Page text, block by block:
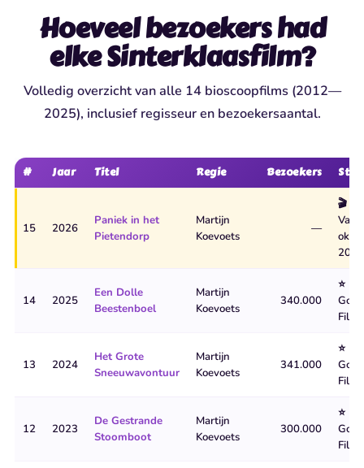
Hoeveel bezoekers had
elke Sinterklaasfilm?
Volledig overzicht van alle 14 bioscoopfilms (2012—
2025), inclusief regisseur en bezoekersaantal.
# Jaar Titel Regie Bezoekers
15 2026
Paniek in het
Pietendorp
Martijn
Koevoets
—
🎬
okt
2026
14 2025
Een Dolle
Beestenboel
Martijn
Koevoets
340.000
⭐
Film
13 2024
Het Grote
Sneeuwavontuur
Martijn
Koevoets
341.000
⭐
Film
12 2023
De Gestrande
Stoomboot
Martijn
Koevoets
300.000
⭐
Film